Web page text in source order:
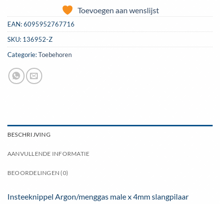
Toevoegen aan wenslijst
EAN:6095952767716
SKU: 136952-Z
Categorie:Toebehoren
BESCHRIJVING
AANVULLENDE INFORMATIE
BEOORDELINGEN (0)
Insteeknippel Argon/menggas male x 4mm slangpilaar